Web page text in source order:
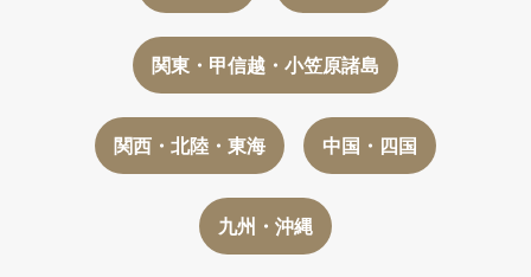
関東・甲信越・小笠原諸島
関西・北陸・東海 中国・四国
九州・沖縄